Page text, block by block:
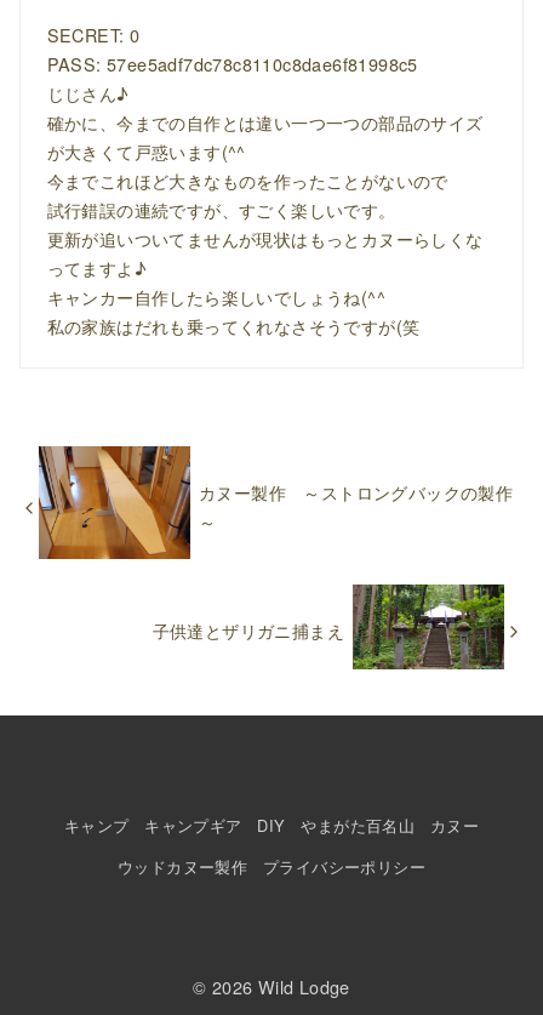
SECRET: 0
PASS: 57ee5adf7dc78c8110c8dae6f81998c5
じじさん♪
確かに、今までの自作とは違い一つ一つの部品のサイズ
が大きくて戸惑います(^^
今までこれほど大きなものを作ったことがないので
試行錯誤の連続ですが、すごく楽しいです。
更新が追いついてませんが現状はもっとカヌーらしくな
ってますよ♪
キャンカー自作したら楽しいでしょうね(^^
私の家族はだれも乗ってくれなさそうですが(笑
カヌー製作 ～ストロングバックの製作
～
子供達とザリガニ捕まえ
キャンプ キャンプギア DIY やまがた百名山
カヌー
ウッドカヌー製作
プライバシーポリシー
© 2026 Wild Lodge